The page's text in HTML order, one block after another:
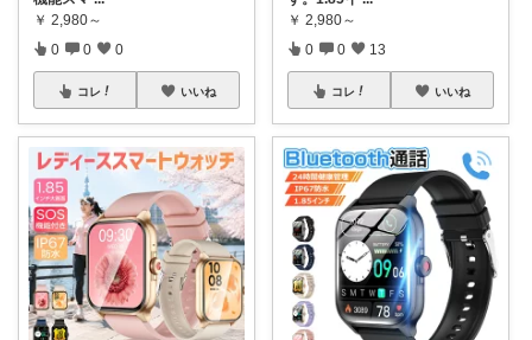
￥ 2,980～
0 0 0
コレ いいね
￥ 2,980～
0 0 13
コレ いいね